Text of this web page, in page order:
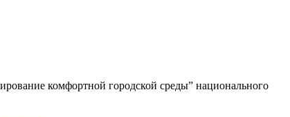
комфортной городской среды” национального